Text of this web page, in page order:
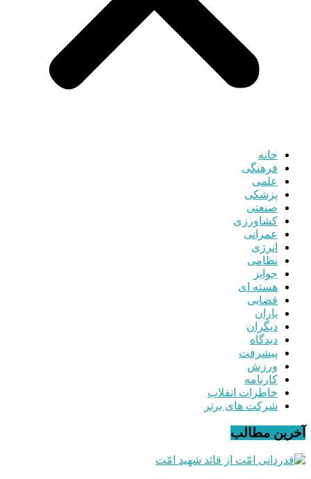
خانه
فرهنگی
علمی
پزشکی
صنعتی
کشاورزی
عمرانی
انرژی
نظامی
جوایز
هسته ای
قضایی
یاران
دیگران
دیدگاه
پیشرفت
ورزش
کارنامه
خاطرات انقلاب
شرکت های برتر
آخرین مطالب